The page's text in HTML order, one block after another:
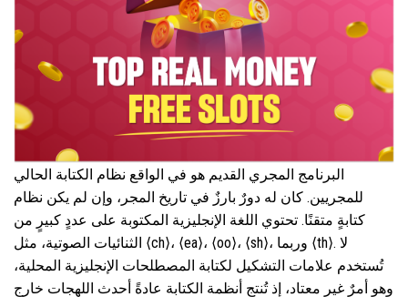
البرنامج المجري القديم هو في الواقع نظام الكتابة الحالي
للمجريين. كان له دورٌ بارزٌ في تاريخ المجر، وإن لم يكن نظام
كتابةٍ متقنًا. تحتوي اللغة الإنجليزية المكتوبة على عددٍ كبيرٍ من
الثنائيات الصوتية، مثل ⟨ch⟩، ⟨ea⟩، ⟨oo⟩، ⟨sh⟩، وربما ⟨th⟩. لا
تُستخدم علامات التشكيل لكتابة المصطلحات الإنجليزية المحلية،
وهو أمرٌ غير معتاد، إذ تُنتج أنظمة الكتابة عادةً أحدث اللهجات خارج